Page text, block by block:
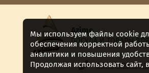
Azime
ПОСУДА И ТОВАРЫ
8 (911) 922 -15-12
Мы используем файлы cookie
обеспечения корректной
аналитики и повышения
Продолжая использовать сайт,